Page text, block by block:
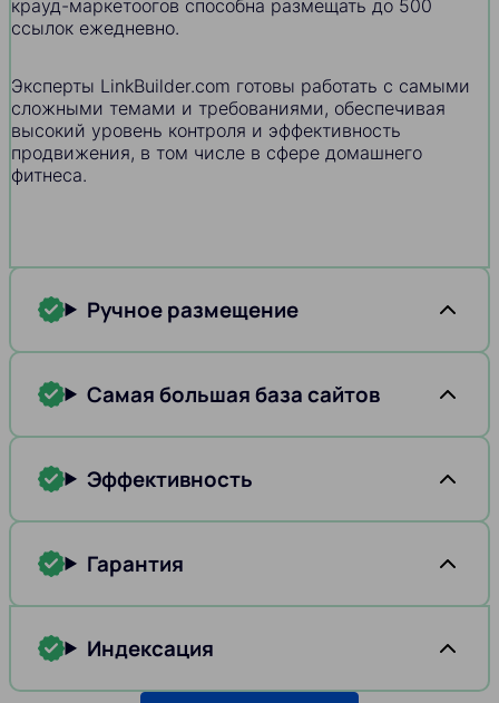
крауд-маркетоогов способна размещать до 500
ссылок ежедневно.
Эксперты LinkBuilder.com готовы работать с самыми
сложными темами и требованиями, обеспечивая
высокий уровень контроля и эффективность
продвижения, в том числе в сфере домашнего
фитнеса.
Ручное размещение
Самая большая база сайтов
Эффективность
Гарантия
Индексация